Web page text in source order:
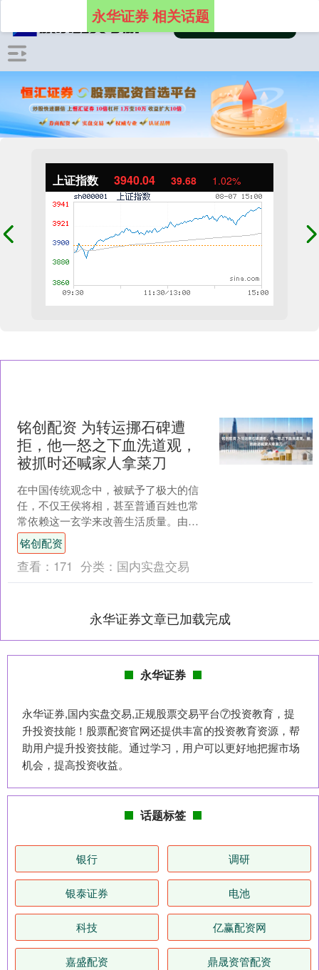
上证指数 3940.04 39.68 1.02%
永华证券 相关话题
铭创配资 为转运挪石碑遭
拒，他一怒之下血洗道观，
被抓时还喊家人拿菜刀
在中国传统观念中，被赋予了极大的信
任，不仅王侯将相，甚至普通百姓也常
常依赖这一玄学来改善生活质量。由于
人们相信风水能左右命运，因此，很多
人开始通过调整祖坟的位置....
铭创配资
查看： 171 分类： 国内实盘交易
永华证券文章已加载完成
永华证券
永华证券,国内实盘交易,正规股票交易平台⑦投资教育，提
升投资技能！股票配资官网还提供丰富的投资教育资源，帮
助用户提升投资技能。通过学习，用户可以更好地把握市场
机会，提高投资收益。
话题标签
银行 调研
银泰证券 电池
科技 亿赢配资网
嘉盛配资 鼎晟资管配资